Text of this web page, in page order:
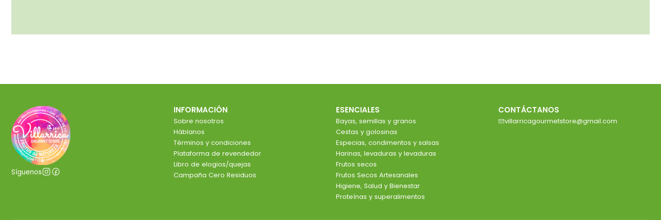
Síguenos
INFORMACIÓN
Sobre nosotros
Háblanos
Términos y condiciones
Plataforma de revendedor
Libro de elogios/quejas
Campaña Cero Residuos
ESENCIALES
Bayas, semillas y granos
Cestas y golosinas
Especias, condimentos y salsas
Harinas, levaduras y levaduras
Frutos secos
Frutos Secos Artesanales
Higiene, Salud y Bienestar
Proteínas y superalimentos
CONTÁCTANOS
villarricagourmetstore@gmail.com